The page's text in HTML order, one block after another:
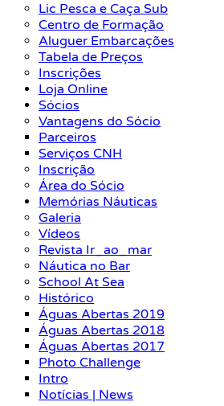
Lic Pesca e Caça Sub
Centro de Formação
Aluguer Embarcações
Tabela de Preços
Inscrições
Loja Online
Sócios
Vantagens do Sócio
Parceiros
Serviços CNH
Inscrição
Área do Sócio
Memórias Náuticas
Galeria
Vídeos
Revista Ir_ao_mar
Náutica no Bar
School At Sea
Histórico
Águas Abertas 2019
Águas Abertas 2018
Águas Abertas 2017
Photo Challenge
Intro
Notícias | News